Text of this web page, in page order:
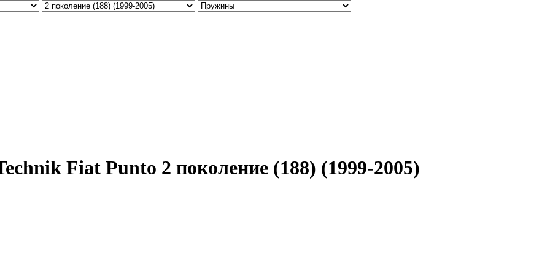
Fiat Punto 2 поколение (188) (1999-2005)